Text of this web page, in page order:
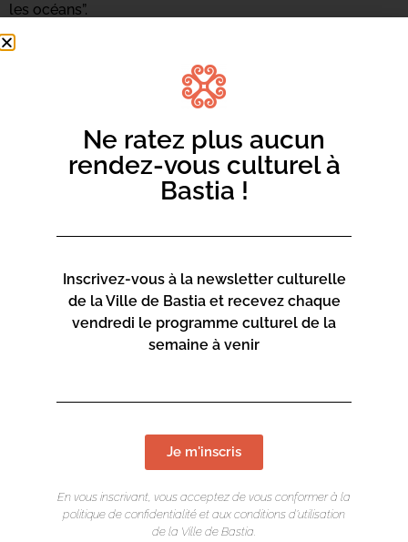
les océans”.
Informations :
LIEU DE L'ÉVÉNEMENT
Centru culturale Alb’Oru
Ne ratez plus aucun
rendez-vous culturel à
Bastia !
Inscrivez-vous à la newsletter culturelle
de la Ville de Bastia et recevez chaque
vendredi le programme culturel de la
semaine à venir
Je m'inscris
En vous inscrivant, vous acceptez de vous conformer à la
politique de confidentialité et aux conditions d’utilisation
de la Ville de Bastia.